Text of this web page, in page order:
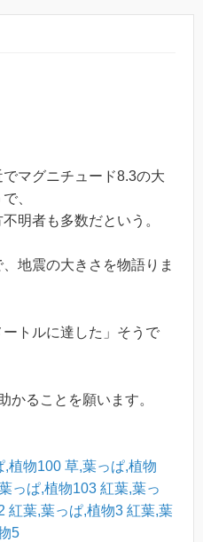
マグニチュード8.3の大
、
明者も多数だという。
地震の大きさを物語りま
ートルに達した」そうで
かることを願います。
,植物100 草,葉っぱ,植物
っぱ,植物103 紅葉,葉っ
紅葉,葉っぱ,植物3 紅葉,葉
5